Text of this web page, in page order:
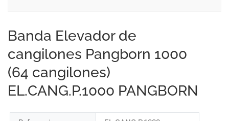
Banda Elevador de
cangilones Pangborn 1000
(64 cangilones)
EL.CANG.P.1000 PANGBORN